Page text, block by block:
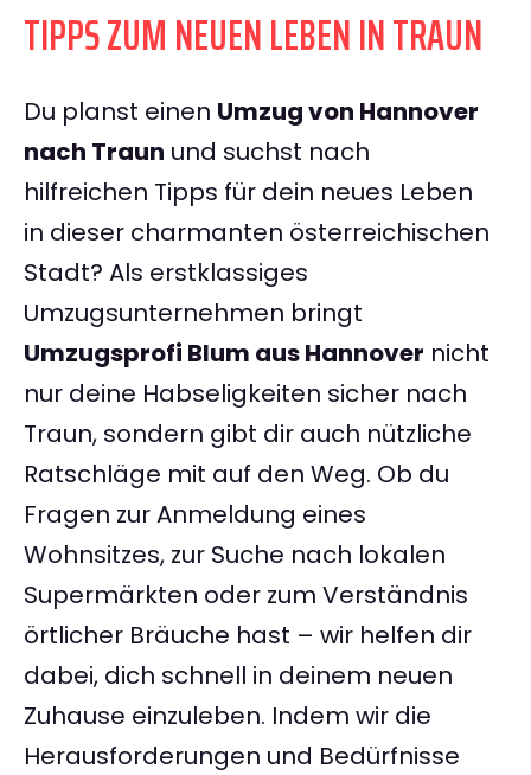
TIPPS ZUM NEUEN LEBEN IN TRAUN
Du planst einen Umzug von Hannover
nach Traun und suchst nach
hilfreichen Tipps für dein neues Leben
in dieser charmanten österreichischen
Stadt? Als erstklassiges
Umzugsunternehmen bringt
Umzugsprofi Blum aus Hannover nicht
nur deine Habseligkeiten sicher nach
Traun, sondern gibt dir auch nützliche
Ratschläge mit auf den Weg. Ob du
Fragen zur Anmeldung eines
Wohnsitzes, zur Suche nach lokalen
Supermärkten oder zum Verständnis
örtlicher Bräuche hast – wir helfen dir
dabei, dich schnell in deinem neuen
Zuhause einzuleben. Indem wir die
Herausforderungen und Bedürfnisse